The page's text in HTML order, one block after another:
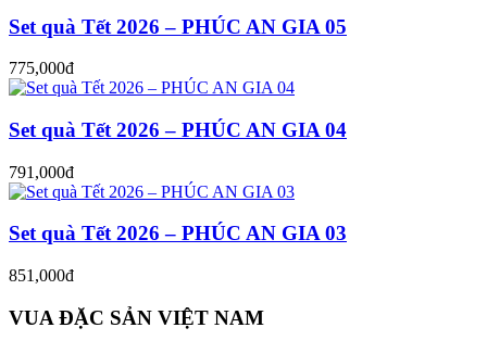
Set quà Tết 2026 – PHÚC AN GIA 05
775,000đ
Set quà Tết 2026 – PHÚC AN GIA 04
791,000đ
Set quà Tết 2026 – PHÚC AN GIA 03
851,000đ
VUA ĐẶC SẢN VIỆT NAM